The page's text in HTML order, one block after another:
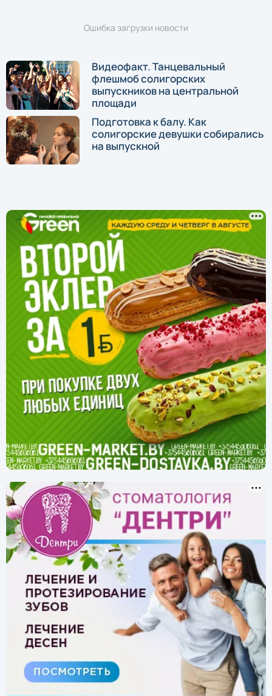
Ошибка загрузки новости
Видеофакт. Танцевальный
флешмоб солигорских
выпускников на центральной
площади
Подготовка к балу. Как
солигорские девушки собирались
на выпускной